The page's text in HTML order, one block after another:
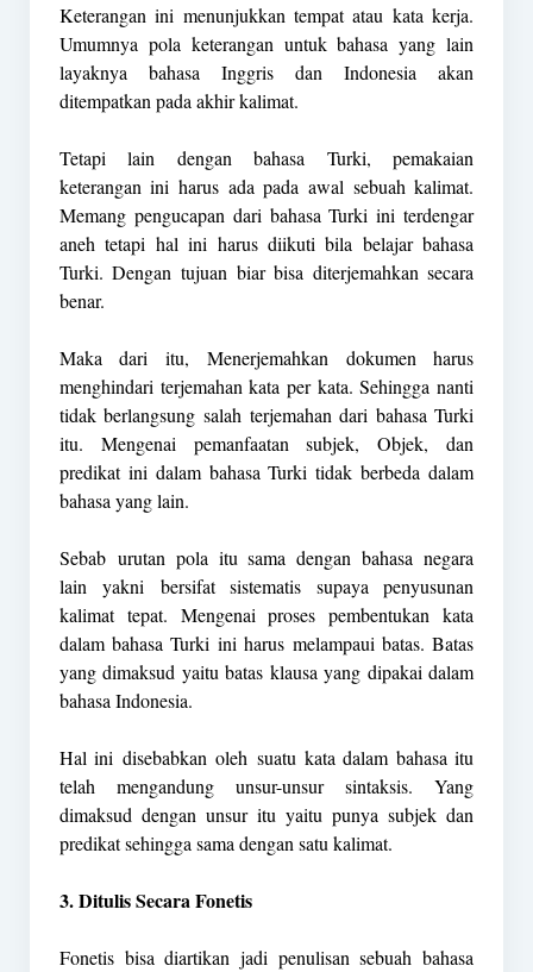
Keterangan ini menunjukkan tempat atau kata kerja.
Umumnya pola keterangan untuk bahasa yang lain
layaknya bahasa Inggris dan Indonesia akan
ditempatkan pada akhir kalimat.
Tetapi lain dengan bahasa Turki, pemakaian
keterangan ini harus ada pada awal sebuah kalimat.
Memang pengucapan dari bahasa Turki ini terdengar
aneh tetapi hal ini harus diikuti bila belajar bahasa
Turki. Dengan tujuan biar bisa diterjemahkan secara
benar.
Maka dari itu, Menerjemahkan dokumen harus
menghindari terjemahan kata per kata. Sehingga nanti
tidak berlangsung salah terjemahan dari bahasa Turki
itu. Mengenai pemanfaatan subjek, Objek, dan
predikat ini dalam bahasa Turki tidak berbeda dalam
bahasa yang lain.
Sebab urutan pola itu sama dengan bahasa negara
lain yakni bersifat sistematis supaya penyusunan
kalimat tepat. Mengenai proses pembentukan kata
dalam bahasa Turki ini harus melampaui batas. Batas
yang dimaksud yaitu batas klausa yang dipakai dalam
bahasa Indonesia.
Hal ini disebabkan oleh suatu kata dalam bahasa itu
telah mengandung unsur-unsur sintaksis. Yang
dimaksud dengan unsur itu yaitu punya subjek dan
predikat sehingga sama dengan satu kalimat.
3. Ditulis Secara Fonetis
Fonetis bisa diartikan jadi penulisan sebuah bahasa